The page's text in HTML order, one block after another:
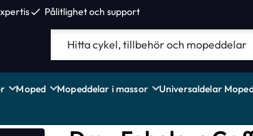
check Pålitlighet och support
Moped Mopeddelar i massor Universaldelar